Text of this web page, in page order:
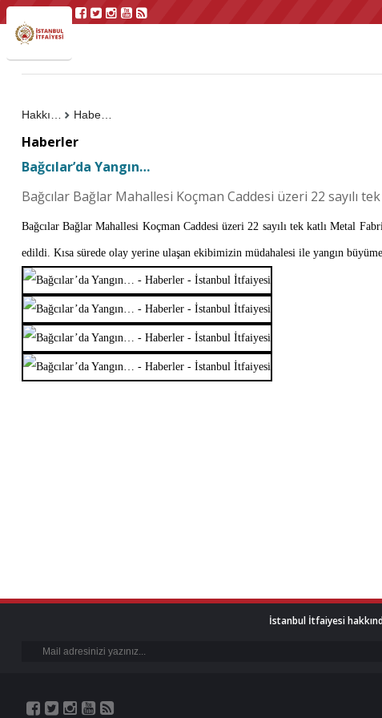
Haberler
Haberler
Bağcılar’da Yangın…
Bağcılar Bağlar Mahallesi Koçman Caddesi üzeri 22 sayılı
Bağcılar Bağlar Mahallesi Koçman Caddesi üzeri 22 sayılı tek katlı Metal
edildi. Kısa sürede olay yerine ulaşan ekibimizin müdahalesi ile yangın
İstanbul İtfaiyesi